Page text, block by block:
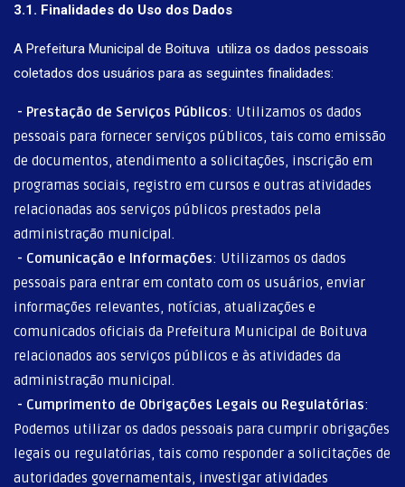
3.1. Finalidades do Uso dos Dados
A Prefeitura Municipal de Boituva utiliza os dados pessoais
coletados dos usuários para as seguintes finalidades:
- Prestação de Serviços Públicos: Utilizamos os dados
pessoais para fornecer serviços públicos, tais como emissão
de documentos, atendimento a solicitações, inscrição em
programas sociais, registro em cursos e outras atividades
relacionadas aos serviços públicos prestados pela
administração municipal.
- Comunicação e Informações: Utilizamos os dados
pessoais para entrar em contato com os usuários, enviar
informações relevantes, notícias, atualizações e
comunicados oficiais da Prefeitura Municipal de Boituva
relacionados aos serviços públicos e às atividades da
administração municipal.
- Cumprimento de Obrigações Legais ou Regulatórias:
Podemos utilizar os dados pessoais para cumprir obrigações
legais ou regulatórias, tais como responder a solicitações de
autoridades governamentais, investigar atividades